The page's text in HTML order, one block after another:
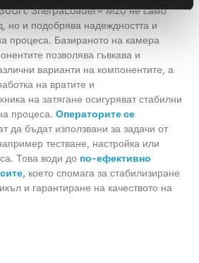
с SherpaLoader® M20 не само
но и подобрява надеждността и
процеса. Базираното на камера
позволява гъвкава и
варианти на компонентите, а
на вратите и
на затягане осигуряват стабилни
процеса. Операторите се
да бъдат използвани за задачи от
тестване, настройка или
Това води до по-ефективно
което спомага за стабилизиране
и гарантиране на качеството на